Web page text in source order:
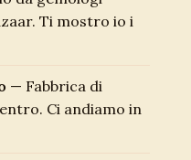
Ti mostro io i
— Fabbrica di
Ci andiamo in